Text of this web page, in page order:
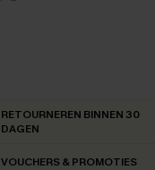
RETOURNEREN BINNEN 30
DAGEN
VOUCHERS & PROMOTIES